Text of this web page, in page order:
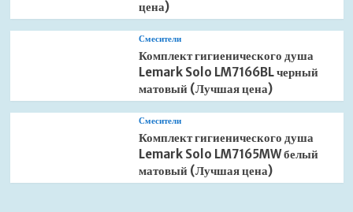
цена)
Смесители
Комплект гигиенического душа
Lemark Solo LM7166BL черный
матовый (Лучшая цена)
Смесители
Комплект гигиенического душа
Lemark Solo LM7165MW белый
матовый (Лучшая цена)